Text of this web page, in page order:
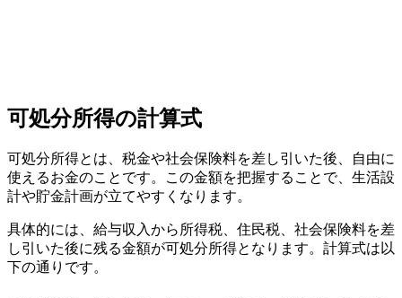
可処分所得の計算式
可処分所得とは、税金や社会保険料を差し引いた後、自由に
使えるお金のことです。この金額を把握することで、生活設
計や貯金計画が立てやすくなります。
具体的には、給与収入から所得税、住民税、社会保険料を差
し引いた後に残る金額が可処分所得となります。計算式は以
下の通りです。